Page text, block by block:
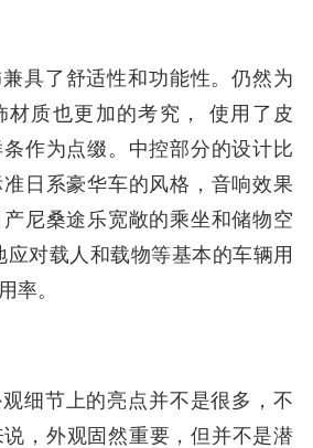
具了舒适性和功能性。仍然为
材质也更加的考究， 使用了皮
作为点缀。中控部分的设计比
日系豪华车的风格，音响效果
尼桑途乐宽敞的乘坐和储物空
对载人和载物等基本的车辆用
率。
细节上的亮点并不是很多，不
，外观固然重要，但并不是潜